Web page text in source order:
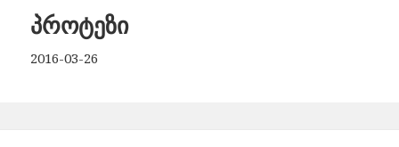
პროტეზი
2016-03-26